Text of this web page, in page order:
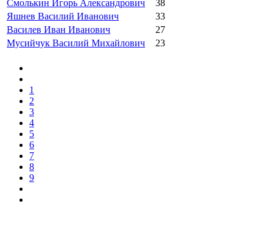
Смолькин Игорь Александрович
38
Яшнев Василий Иванович
33
Василев Иван Иванович
27
Мусийчук Василий Михайлович
23
1
2
3
4
5
6
7
8
9